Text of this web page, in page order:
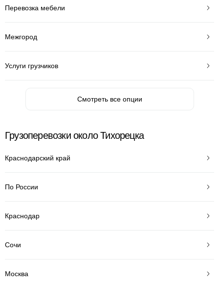
Перевозка мебели
Межгород
Услуги грузчиков
Смотреть все опции
Грузоперевозки около Тихорецка
Краснодарский край
По России
Краснодар
Сочи
Москва